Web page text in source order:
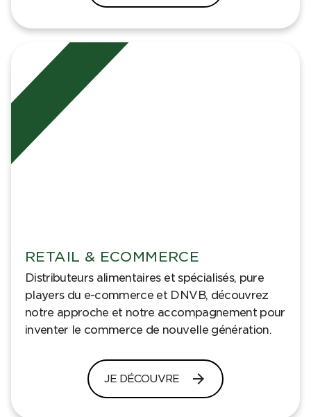
RETAIL & ECOMMERCE
Distributeurs alimentaires et spécialisés, pure
players du e-commerce et DNVB, découvrez
notre approche et notre accompagnement pour
inventer le commerce de nouvelle génération.
JE DÉCOUVRE arrow_forward